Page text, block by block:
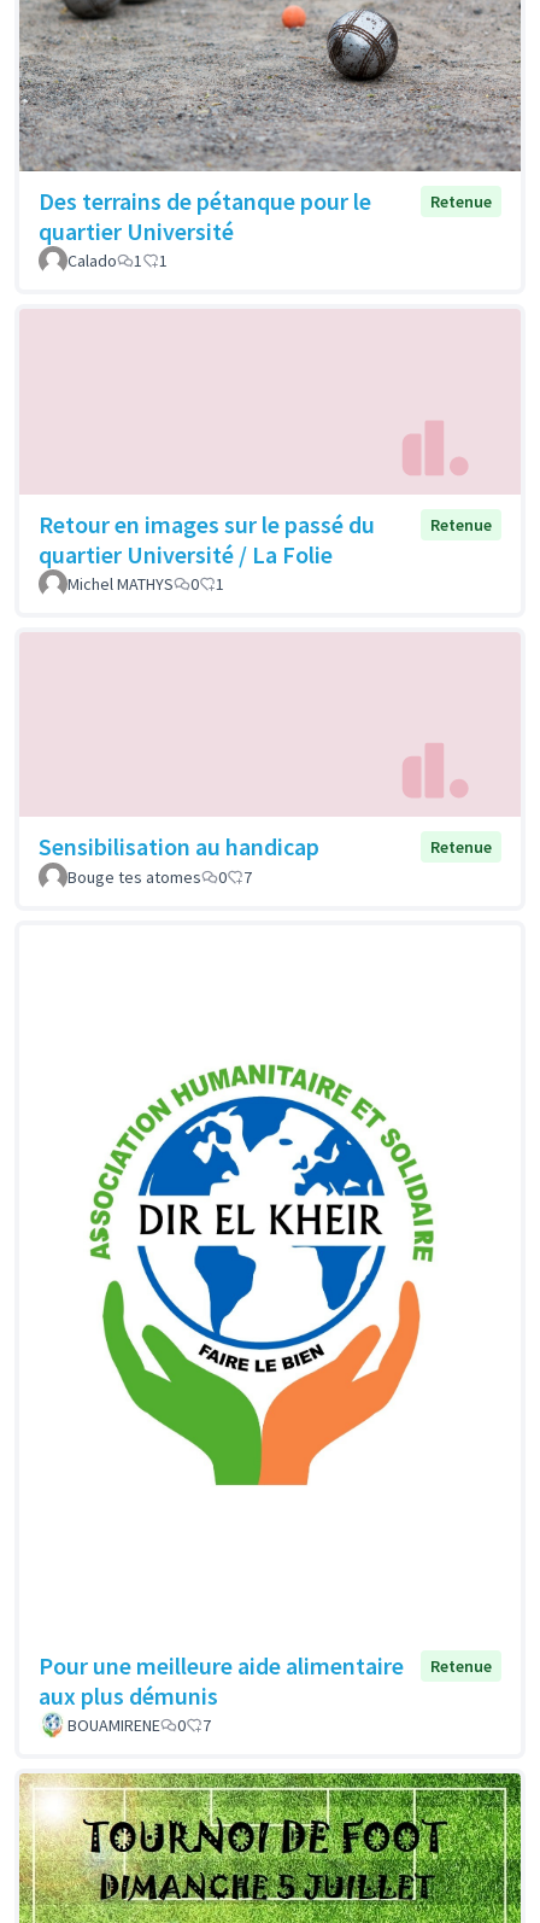
Des terrains de pétanque pour le
quartier Université
Retenue
Calado 1 1
Retour en images sur le passé du
quartier Université / La Folie
Retenue
Michel MATHYS 0 1
Sensibilisation au handicap
Retenue
Bouge tes atomes
0 7
Pour une meilleure aide alimentaire
aux plus démunis
Retenue
BOUAMIRENE 0 7